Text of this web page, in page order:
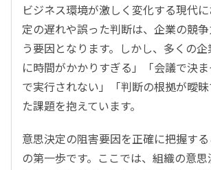
ビジネス環境が激しく変化する現代
定の遅れや誤った判断は、企業の競
う要因となります。しかし、多くの
に時間がかかりすぎる」「会議で決
で実行されない」「判断の根拠が曖
た課題を抱えています。
意思決定の阻害要因を正確に把握す
の第一歩です。ここでは、組織の意